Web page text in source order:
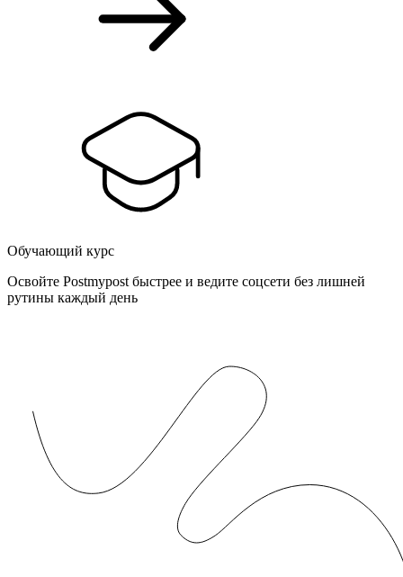
Обучающий курс
Освойте Postmypost быстрее и ведите соцсети без лишней
рутины каждый день